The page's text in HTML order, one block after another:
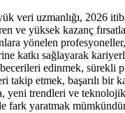
veri uzmanlığı, 2026
ve yüksek kazanç
yönelen
katkı sağlayarak
edinmek, sürekli
takip etmek, başarılı bir
yeni trendleri ve
fark yaratmak